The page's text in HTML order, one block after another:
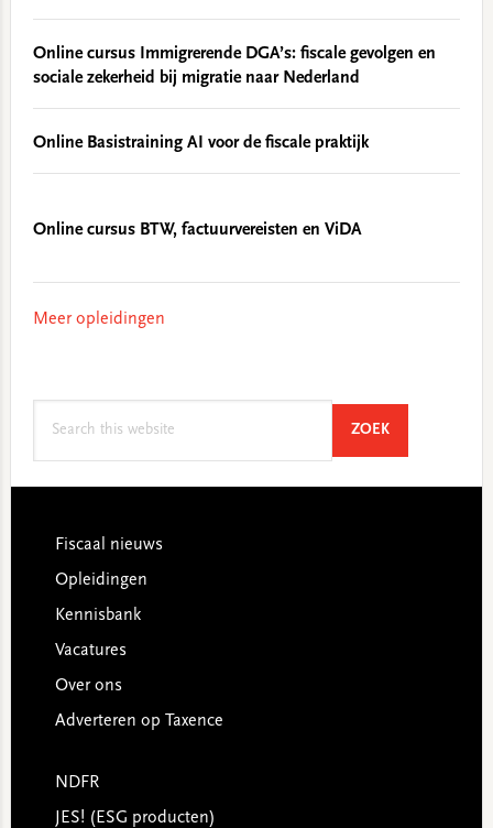
Online cursus Immigrerende DGA’s: fiscale gevolgen en
sociale zekerheid bij migratie naar Nederland
Online Basistraining AI voor de fiscale praktijk
Online cursus BTW, factuurvereisten en ViDA
Meer opleidingen
ZOEKSEARCH
Footer
Fiscaal nieuws
Opleidingen
Kennisbank
Vacatures
Over ons
Adverteren op Taxence
NDFR
JES! (ESG producten)